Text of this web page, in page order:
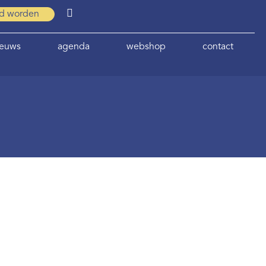
worden
agenda webshop contact